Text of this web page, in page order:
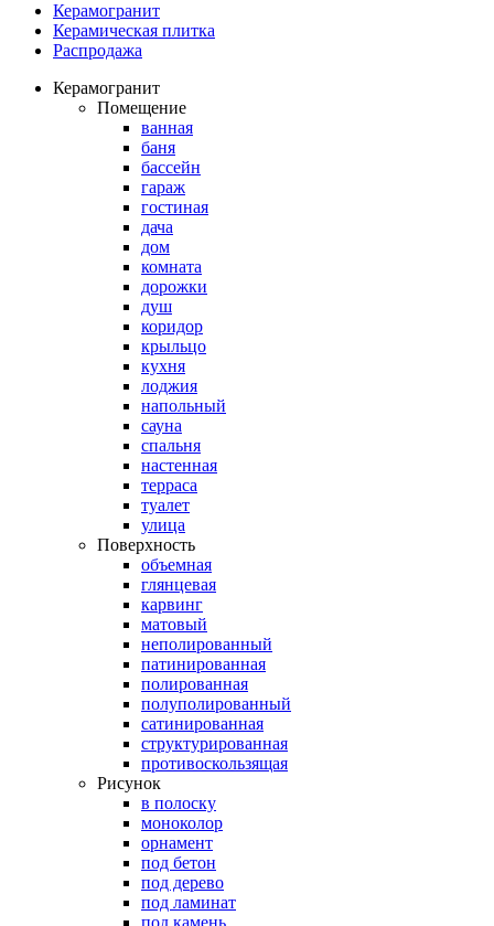
Керамогранит
Керамическая плитка
Распродажа
Керамогранит
Помещение
ванная
баня
бассейн
гараж
гостиная
дача
дом
комната
дорожки
душ
коридор
крыльцо
кухня
лоджия
напольный
сауна
спальня
настенная
терраса
туалет
улица
Поверхность
объемная
глянцевая
карвинг
матовый
неполированный
патинированная
полированная
полуполированный
сатинированная
структурированная
противоскользящая
Рисунок
в полоску
моноколор
орнамент
под бетон
под дерево
под ламинат
под камень